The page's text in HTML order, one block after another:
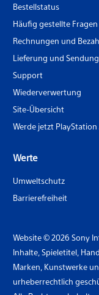
Bestellstatus
Häufig gestellte Fragen
Rechnungen und
Lieferung und
Support
Wiederverwertung
Site-Übersicht
Werde jetzt
Werte
Umweltschutz
Barrierefreiheit
Website © 2026 Sony
Inhalte, Spieletitel,
Marken, Kunstwerke
urheberrechtlich